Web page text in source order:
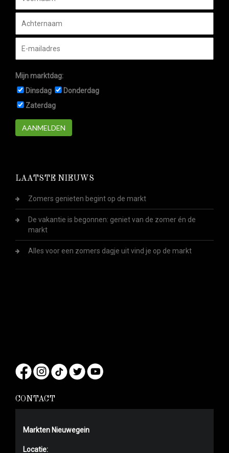
Mijn marktdag:
Dinsdag
Donderdag
Zaterdag
AANMELDEN
LAATSTE NIEUWS
Zomers genieten begint op de markt
De vakantie is begonnen: geniet van de zomer én de
markt
Alles voor een zomers dagje uit vind je op de markt
CONTACT
Markten Nieuwegein
Locatie: